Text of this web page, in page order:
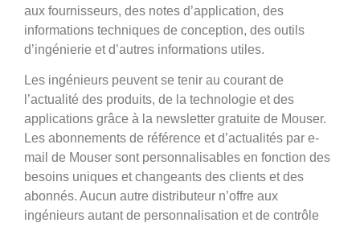
aux fournisseurs, des notes d’application, des
informations techniques de conception, des outils
d’ingénierie et d’autres informations utiles.
Les ingénieurs peuvent se tenir au courant de
l’actualité des produits, de la technologie et des
applications grâce à la newsletter gratuite de Mouser.
Les abonnements de référence et d’actualités par e-
mail de Mouser sont personnalisables en fonction des
besoins uniques et changeants des clients et des
abonnés. Aucun autre distributeur n’offre aux
ingénieurs autant de personnalisation et de contrôle